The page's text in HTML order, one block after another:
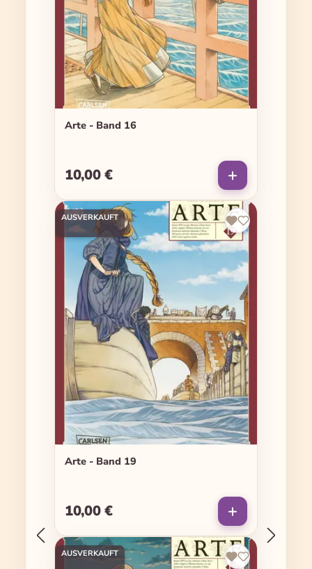
Arte - Band 16
Regulärer Preis:
10,00 €
AUSVERKAUFT
Arte - Band 19
Regulärer Preis:
10,00 €
AUSVERKAUFT